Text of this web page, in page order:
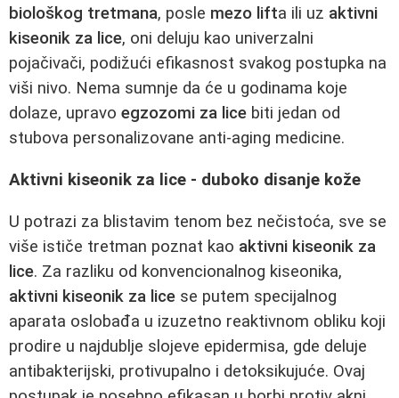
biološkog tretmana, posle mezo lifta ili uz aktivni
kiseonik za lice, oni deluju kao univerzalni
pojačivači, podižući efikasnost svakog postupka na
viši nivo. Nema sumnje da će u godinama koje
dolaze, upravo egzozomi za lice biti jedan od
stubova personalizovane anti-aging medicine.
Aktivni kiseonik za lice - duboko disanje kože
U potrazi za blistavim tenom bez nečistoća, sve se
više ističe tretman poznat kao aktivni kiseonik za
lice. Za razliku od konvencionalnog kiseonika,
aktivni kiseonik za lice se putem specijalnog
aparata oslobađa u izuzetno reaktivnom obliku koji
prodire u najdublje slojeve epidermisa, gde deluje
antibakterijski, protivupalno i detoksikujuće. Ovaj